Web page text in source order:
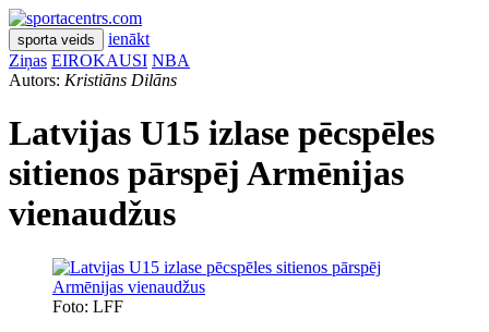
sporta veids
ienākt
Ziņas EIROKAUSI NBA
Autors: Kristiāns Dilāns
Latvijas U15 izlase pēcspēles
sitienos pārspēj Armēnijas
vienaudžus
Foto: LFF